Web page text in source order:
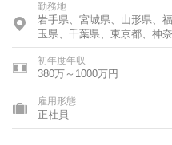
勤務地
岩手県、宮城県、山形県、
玉県、千葉県、東京都、神
野県、岐阜県、静岡県、愛
府、兵庫県、奈良県、鳥取
県、愛媛県、高知県、福岡
県、沖縄県
初年度年収
380万～1000万円
雇用形態
正社員